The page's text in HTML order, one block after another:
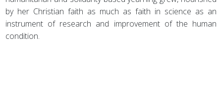
by her Christian faith as much as faith in science as an
instrument of research and improvement of the human
condition.